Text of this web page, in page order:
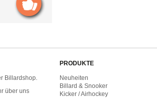
Billardshop.
über uns
PRODUKTE
Neuheiten
Billard & Snooker
Kicker / Airhockey